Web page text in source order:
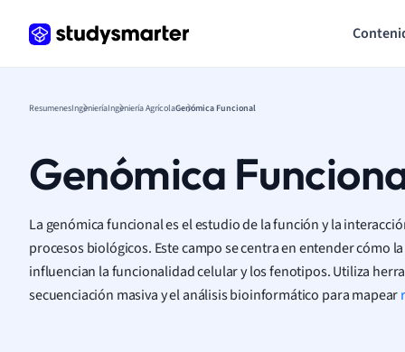
ResumenesIngenieríaIngeniería AgrícolaGenómica Funcional
Genómica
La genómica funcional es el estudio de la función y la
procesos biológicos. Este campo se centra en entender cómo
influencian la funcionalidad celular y los fenotipos. Utiliza
secuenciación masiva y el análisis bioinformático para mapear